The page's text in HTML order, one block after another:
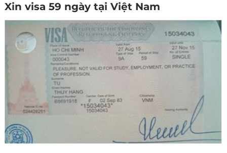
Xin visa 59 ngày tại Việt Nam